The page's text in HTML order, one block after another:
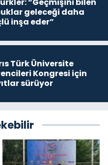
geleceği daha
inşa eder”
Türk Üniversite
Kongresi için
sürüyor